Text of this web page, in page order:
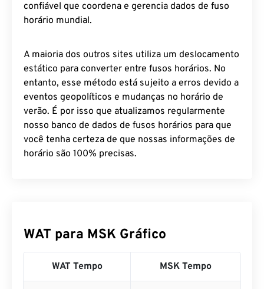
confiável que coordena e gerencia dados de fuso
horário mundial.
A maioria dos outros sites utiliza um deslocamento
estático para converter entre fusos horários. No
entanto, esse método está sujeito a erros devido a
eventos geopolíticos e mudanças no horário de
verão. É por isso que atualizamos regularmente
nosso banco de dados de fusos horários para que
você tenha certeza de que nossas informações de
horário são 100% precisas.
WAT para MSK Gráfico
WAT Tempo MSK Tempo